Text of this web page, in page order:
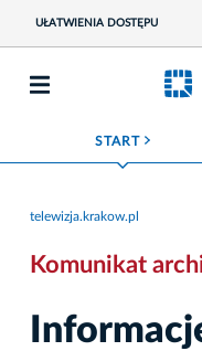
UŁATWIENIA DOSTĘPU
START ROZWIŃ MENU
telewizja.krakow.pl
Komunikat